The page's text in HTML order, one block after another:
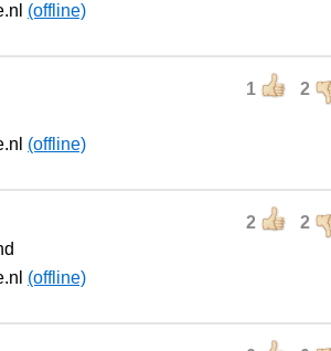
(offline)
1 2
(offline)
2 2
(offline)